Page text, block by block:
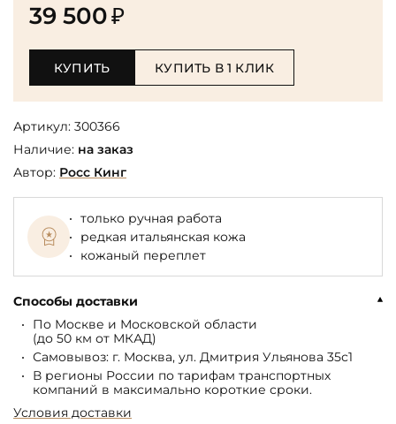
39 500₽
КУПИТЬ КУПИТЬ В 1 КЛИК
Артикул: 300366
Наличие: на заказ
Автор: Росс Кинг
только ручная работа
редкая итальянская кожа
кожаный переплет
Способы доставки
По Москве и Московской области
(до 50 км от МКАД)
Самовывоз: г. Москва, ул. Дмитрия Ульянова 35с1
В регионы России по тарифам транспортных
компаний в максимально короткие сроки.
Условия доставки